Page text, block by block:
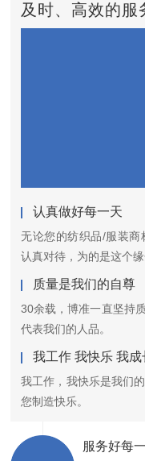
及时、高效的服
认真做好每一天
无论您的纺织品/服装商
认真对待，为的是这个缘
质量是我们的自尊
30余载，博准一直坚持
代表我们的人品。
我工作 我快乐 我成
我工作，我快乐是我们
您制造快乐。
服务好每